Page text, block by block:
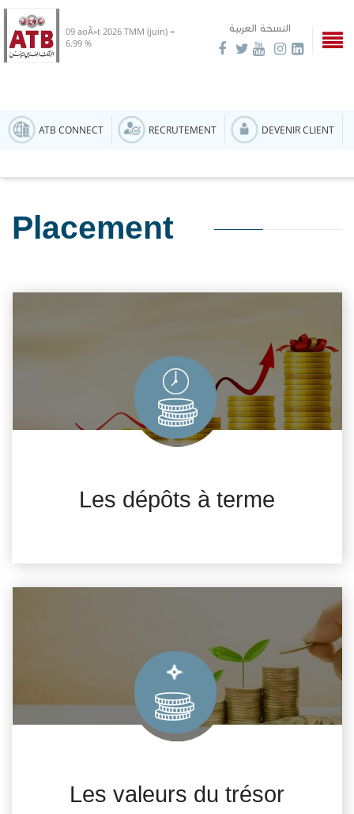
النسخة العربية 09 aoÃ»t 2026 TMM (juin) =
6.99 %
ATB CONNECT RECRUTEMENT DEVENIR CLIENT
Placement
Les dépôts à terme
Les valeurs du trésor